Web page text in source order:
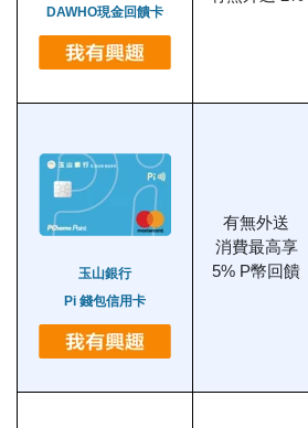
DAWHO現金回饋卡
玉山銀行
Pi 錢包信用卡
有無外送
消費最高享
5% P幣回饋